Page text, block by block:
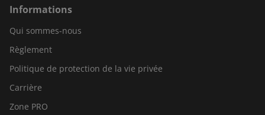
Informations
Qui sommes-nous
Règlement
Politique de protection de la vie privée
Carrière
Zone PRO